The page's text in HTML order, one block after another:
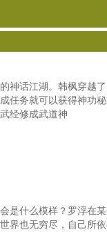
神话江湖。韩枫穿越
任务就可以获得神功
经修成武道神
是什么模样？罗浮在
界也无穷尽，自己所